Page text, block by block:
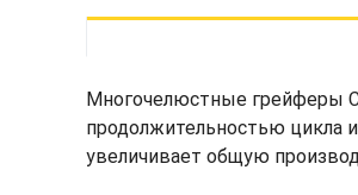
Многочелюстные грейферы
продолжительностью цикла
увеличивает общую